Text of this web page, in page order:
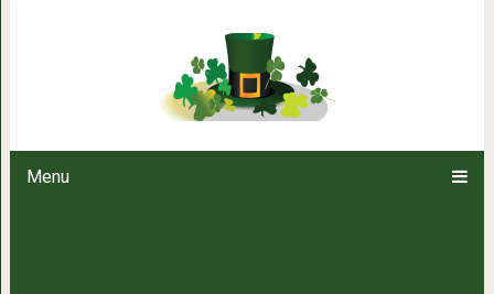
Menu
«Поздно мне уже»: